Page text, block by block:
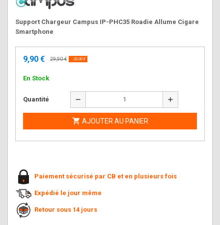
Support Chargeur Campus IP-PHC35 Roadie Allume Cigare
Smartphone
9,90 € 29,90 € - 20,00 €
En Stock
Quantité remove add
 AJOUTER AU PANIER
Paiement sécurisé par CB et en plusieurs fois
Expédié le jour même
Retour sous 14 jours